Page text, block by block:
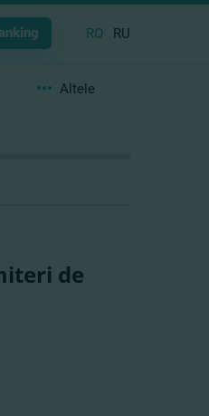
RO RU
Altele
de